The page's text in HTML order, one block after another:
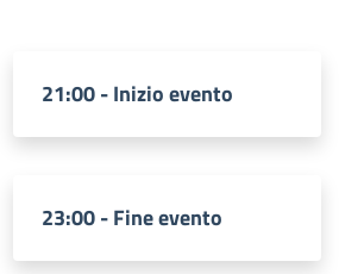
21:00 - Inizio evento
23:00 - Fine evento